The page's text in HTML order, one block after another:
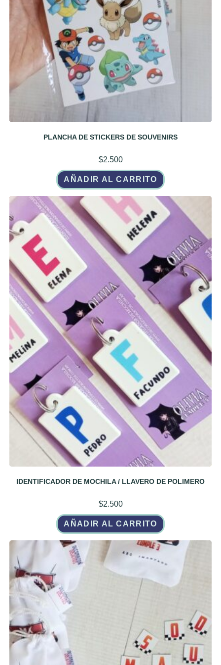
PLANCHA DE STICKERS DE SOUVENIRS
$2.500
AÑADIR AL CARRITO
IDENTIFICADOR DE MOCHILA / LLAVERO DE POLIMERO
$2.500
AÑADIR AL CARRITO